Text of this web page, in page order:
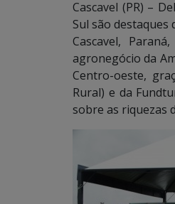
Cascavel (PR) –
Sul são destaques
Cascavel,
agronegócio da
Centro-oeste,
Rural) e da
sobre as riquezas